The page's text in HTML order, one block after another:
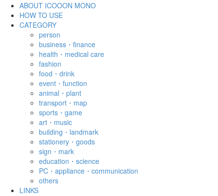
ABOUT ICOOON MONO
HOW TO USE
CATEGORY
person
business・finance
health・medical care
fashion
food・drink
event・function
animal・plant
transport・map
sports・game
art・music
building・landmark
stationery・goods
sign・mark
education・science
PC・appliance・communication
others
LINKS